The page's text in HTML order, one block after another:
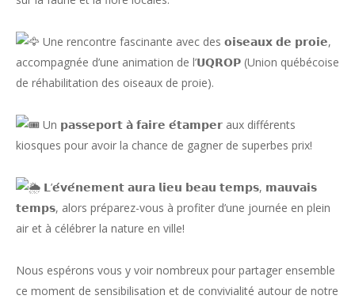
Une rencontre fascinante avec des 𝗼𝗶𝘀𝗲𝗮𝘂𝘅 𝗱𝗲 𝗽𝗿𝗼𝗶𝗲,
accompagnée d’une animation de l’𝗨𝗤𝗥𝗢𝗣 (Union québécoise
de réhabilitation des oiseaux de proie).
Un 𝗽𝗮𝘀𝘀𝗲𝗽𝗼𝗿𝘁 𝗮̀ 𝗳𝗮𝗶𝗿𝗲 𝗲́𝘁𝗮𝗺𝗽𝗲𝗿 aux différents
kiosques pour avoir la chance de gagner de superbes prix!
𝗟’𝗲́𝘃𝗲́𝗻𝗲𝗺𝗲𝗻𝘁 𝗮𝘂𝗿𝗮 𝗹𝗶𝗲𝘂 𝗯𝗲𝗮𝘂 𝘁𝗲𝗺𝗽𝘀, 𝗺𝗮𝘂𝘃𝗮𝗶𝘀
𝘁𝗲𝗺𝗽𝘀, alors préparez-vous à profiter d’une journée en plein
air et à célébrer la nature en ville!
Nous espérons vous y voir nombreux pour partager ensemble
ce moment de sensibilisation et de convivialité autour de notre